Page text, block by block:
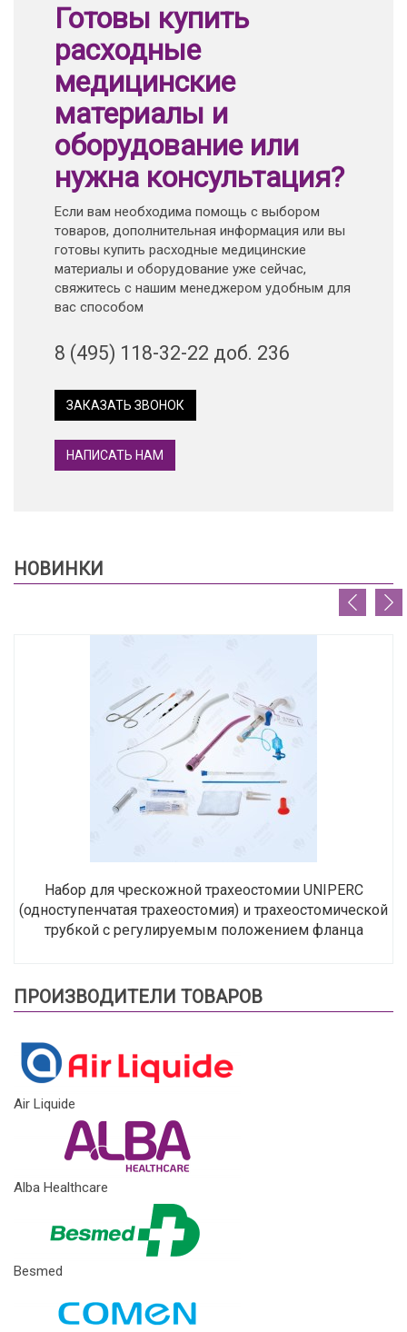
Готовы купить
расходные
медицинские
материалы и
оборудование или
нужна консультация?
Если вам необходима помощь с выбором
товаров, дополнительная информация или вы
готовы купить расходные медицинские
материалы и оборудование уже сейчас,
свяжитесь с нашим менеджером удобным для
вас способом
8 (495) 118-32-22 доб. 236
ЗАКАЗАТЬ ЗВОНОК
НАПИСАТЬ НАМ
НОВИНКИ
Набор для чрескожной трахеостомии UNIPERC
(одноступенчатая трахеостомия) и трахеостомической
трубкой с регулируемым положением фланца
ПРОИЗВОДИТЕЛИ ТОВАРОВ
Air Liquide
Alba Healthcare
Besmed